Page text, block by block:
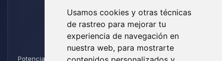
Usamos cookies y otras técnicas
de rastreo para mejorar tu
experiencia de navegación en
nuestra web, para mostrarte
Titan
Potencia y Resistencia para los Aventureros de Minecraft: